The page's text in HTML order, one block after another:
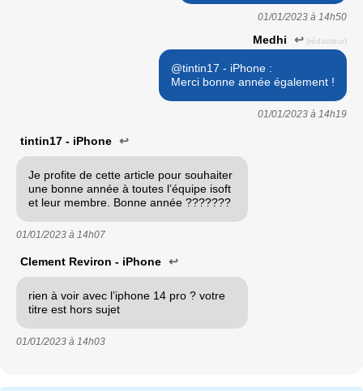
01/01/2023 à 14h50
Medhi ↩ (rédacteur)
@tintin17 - iPhone :
Merci bonne année également !
01/01/2023 à 14h19
tintin17 - iPhone ↩
Je profite de cette article pour souhaiter
une bonne année à toutes l’équipe isoft
et leur membre. Bonne année ???????
01/01/2023 à 14h07
Clement Reviron - iPhone ↩
rien à voir avec l’iphone 14 pro ? votre
titre est hors sujet
01/01/2023 à 14h03